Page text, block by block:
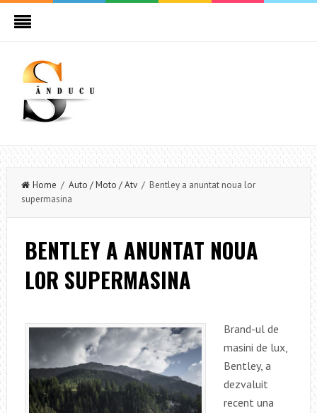
Home / Auto / Moto / Atv/ Bentley a anuntat noua lor
supermasina
BENTLEY A ANUNTAT NOUA
LOR SUPERMASINA
Brand-ul de
masini de lux,
Bentley, a
dezvaluit
recent una